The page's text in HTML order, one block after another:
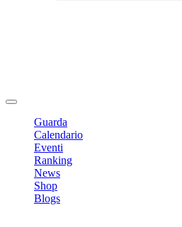
Guarda
Calendario
Eventi
Ranking
News
Shop
Blogs